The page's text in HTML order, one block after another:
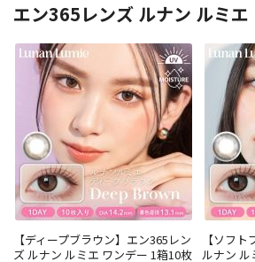
エン365レンズ ルナン ルミエ
【ディープブラウン】エン365レン
ズ ルナン ルミエ ワンデー 1箱10枚
【ソフ
ルナン ル